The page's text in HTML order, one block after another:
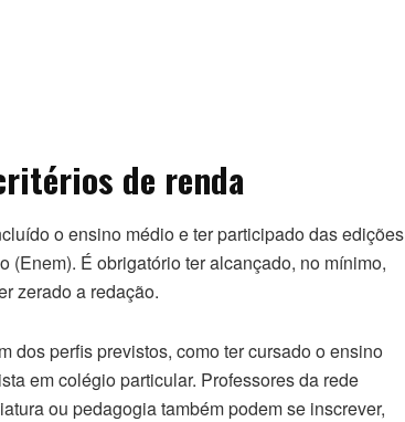
de renda
o ensino médio e ter participado das edições
É obrigatório ter alcançado, no mínimo,
zerado a redação.
dos perfis previstos, como ter cursado o ensino
em colégio particular. Professores da rede
ou pedagogia também podem se inscrever,